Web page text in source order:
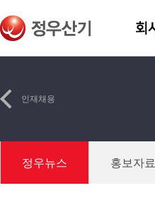
인재채용
정우뉴스 홍보자료